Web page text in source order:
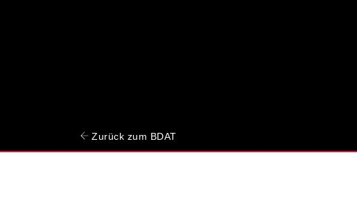
Zurück zum BDAT